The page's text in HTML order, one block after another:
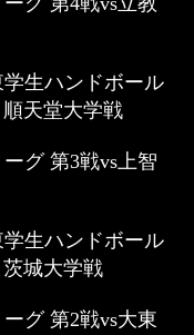
学生ハンドボール
天堂大学戦
グ 第3戦vs上智
学生ハンドボール
城大学戦
グ 第2戦vs大東